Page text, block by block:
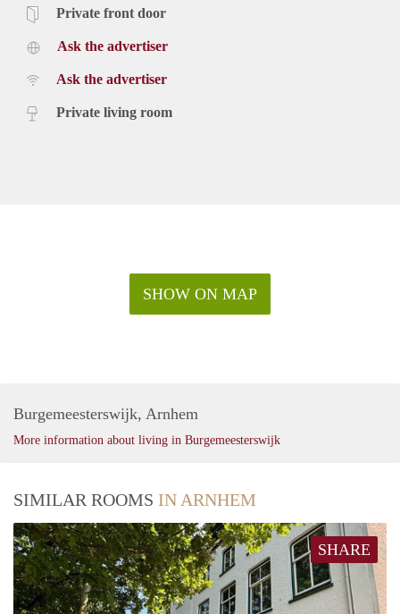
Private front door
Ask the advertiser
Ask the advertiser
Private living room
SHOW ON MAP
Burgemeesterswijk, Arnhem
More information about living in Burgemeesterswijk
SIMILAR ROOMS IN ARNHEM
SHARE